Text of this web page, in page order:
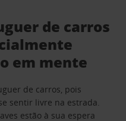
de carros
em mente
de carros, pois
sentir livre na estrada.
estão à sua espera